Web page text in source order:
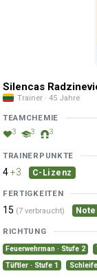
Silencas
Trainer · 45 Jahre
TEAMCHEMIE
3 3 3
TRAINERPUNKTE
4+3 C-Lizenz
FERTIGKEITEN
15 (7 verbraucht) Note
RICHTUNG
Feuerwehrman · Stufe 2
Tüftler · Stufe 1